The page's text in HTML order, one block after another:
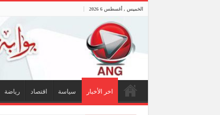
الخميس , أغسطس 6 2026
اخر الأخبار سياسة اقتصاد رياضة